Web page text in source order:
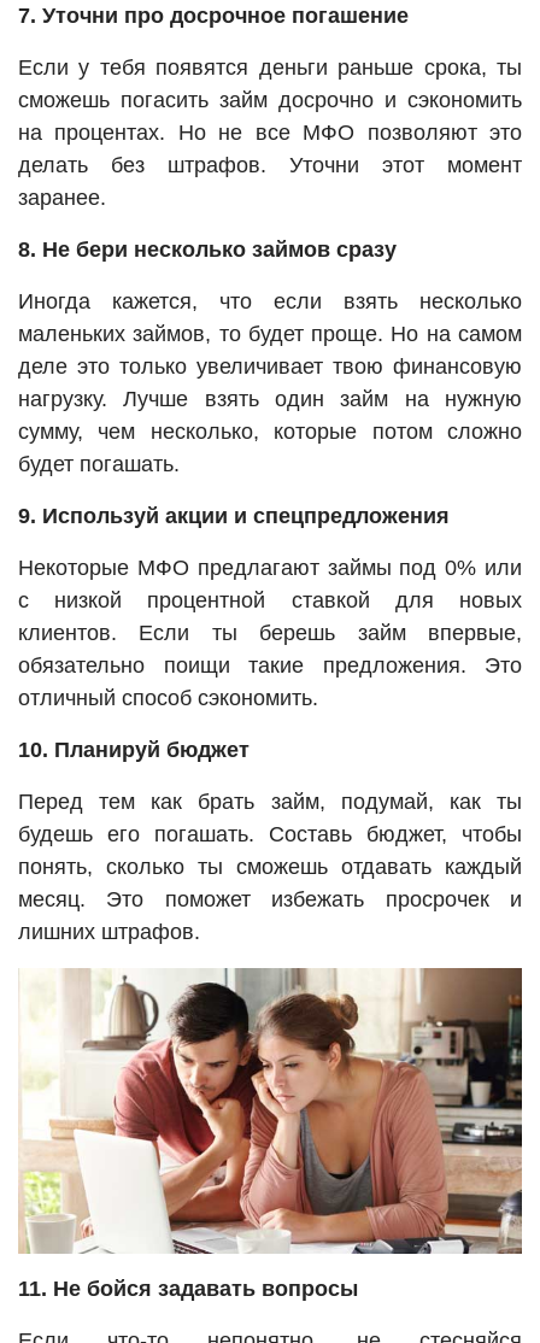
7. Уточни про досрочное погашение
Если у тебя появятся деньги раньше срока, ты
сможешь погасить займ досрочно и сэкономить
на процентах. Но не все МФО позволяют это
делать без штрафов. Уточни этот момент
заранее.
8. Не бери несколько займов сразу
Иногда кажется, что если взять несколько
маленьких займов, то будет проще. Но на самом
деле это только увеличивает твою финансовую
нагрузку. Лучше взять один займ на нужную
сумму, чем несколько, которые потом сложно
будет погашать.
9. Используй акции и спецпредложения
Некоторые МФО предлагают займы под 0% или
с низкой процентной ставкой для новых
клиентов. Если ты берешь займ впервые,
обязательно поищи такие предложения. Это
отличный способ сэкономить.
10. Планируй бюджет
Перед тем как брать займ, подумай, как ты
будешь его погашать. Составь бюджет, чтобы
понять, сколько ты сможешь отдавать каждый
месяц. Это поможет избежать просрочек и
лишних штрафов.
11. Не бойся задавать вопросы